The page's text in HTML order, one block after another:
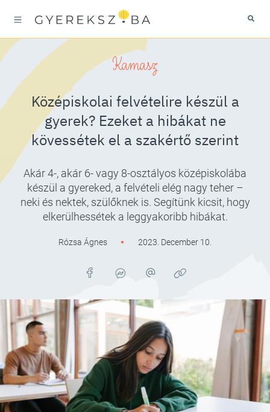
Kamasz
Középiskolai felvételire készül a
gyerek? Ezeket a hibákat ne
kövessétek el a szakértő szerint
Akár 4-, akár 6- vagy 8-osztályos középiskolába
készül a gyereked, a felvételi elég nagy teher –
neki és nektek, szülőknek is. Segítünk kicsit, hogy
elkerülhessétek a leggyakoribb hibákat.
Rózsa Ágnes 2023. December 10.